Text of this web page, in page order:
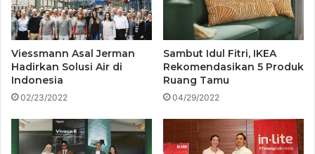
Viessmann Asal Jerman
Hadirkan Solusi Air di
Indonesia
02/23/2022
Sambut Idul Fitri, IKEA
Rekomendasikan 5 Produk
Ruang Tamu
04/29/2022